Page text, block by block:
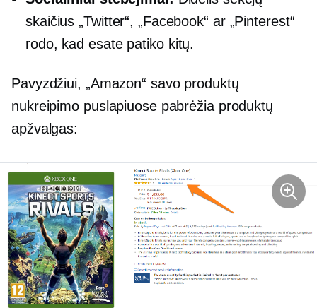
skaičius „Twitter“, „Facebook“ ar „Pinterest“
rodo, kad esate patikokitų.
Pavyzdžiui, „Amazon“ savo produktų
nukreipimo puslapiuose pabrėžia produktų
apžvalgas: